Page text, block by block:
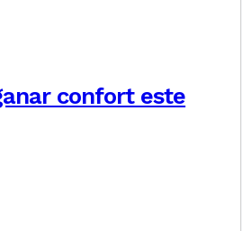
confort este